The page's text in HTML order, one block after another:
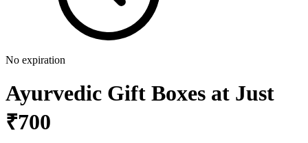
No expiration
Ayurvedic Gift Boxes at Just
₹700